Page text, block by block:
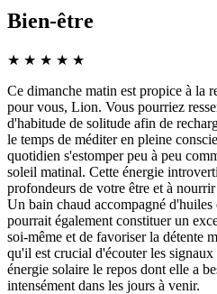
Bien-être
★ ★ ★ ★ ★
Ce dimanche matin est propice à la
pour vous, Lion. Vous pourriez
d'habitude de solitude afin de
le temps de méditer en pleine
quotidien s'estomper peu à peu
soleil matinal. Cette énergie
profondeurs de votre être et à
Un bain chaud accompagné d'huiles
pourrait également constituer un
soi-même et de favoriser la détente
qu'il est crucial d'écouter les
énergie solaire le repos dont elle a
intensément dans les jours à venir.